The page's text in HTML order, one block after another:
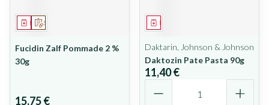
Sur prescription
Médicament
Fucidin Zalf Pommade 2 %
30g
15,75 €
Médicament
Daktarin, Johnson & Johnson
Daktozin Pate Pasta 90g
11,40 €